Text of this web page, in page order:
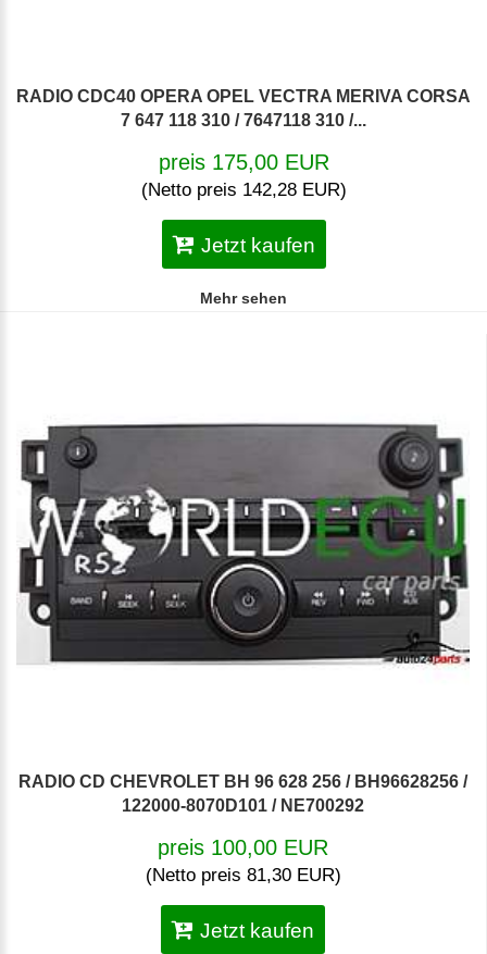
RADIO CDC40 OPERA OPEL VECTRA MERIVA CORSA
7 647 118 310 / 7647118 310 /...
preis 175,00 EUR
(Netto preis 142,28 EUR)
Jetzt kaufen
Mehr sehen
RADIO CD CHEVROLET BH 96 628 256 / BH96628256 /
122000-8070D101 / NE700292
preis 100,00 EUR
(Netto preis 81,30 EUR)
Jetzt kaufen